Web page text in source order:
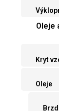
Oleje
Kryt
Oleje